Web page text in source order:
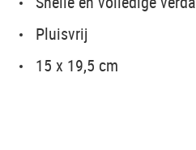
Pluisvrij
15 x 19,5 cm